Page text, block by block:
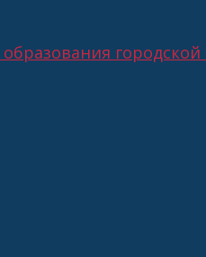
городской